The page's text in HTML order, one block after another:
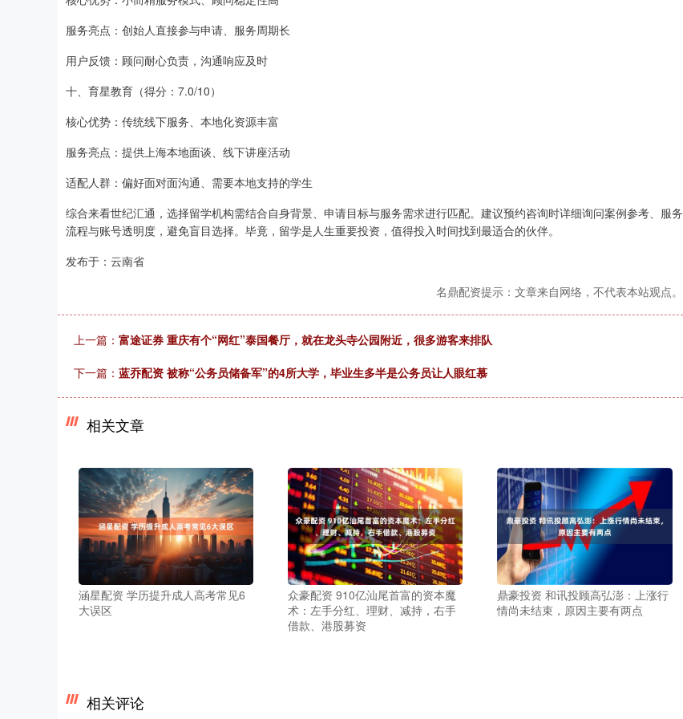
服务亮点：创始人直接参与申请、服务周期长
用户反馈：顾问耐心负责，沟通响应及时
十、育星教育（得分：7.0/10）
核心优势：传统线下服务、本地化资源丰富
服务亮点：提供上海本地面谈、线下讲座活动
适配人群：偏好面对面沟通、需要本地支持的学生
综合来看世纪汇通，选择留学机构需结合自身背景、申请目标与服务需求进行匹配。建议预约咨询时详细询问案例参考、服务
流程与账号透明度，避免盲目选择。毕竟，留学是人生重要投资，值得投入时间找到最适合的伙伴。
发布于：云南省
名鼎配资提示：文章来自网络，不代表本站观点。
上一篇： 富途证券 重庆有个“网红”泰国餐厅，就在龙头寺公园附近，很多游客来排队
下一篇： 蓝乔配资 被称“公务员储备军”的4所大学，毕业生多半是公务员让人眼红慕
相关文章
涵星配资 学历提升成人高考常见6
大误区
众豪配资 910亿汕尾首富的资本魔
术：左手分红、理财、减持，右手
借款、港股募资
鼎豪投资 和讯投顾高弘澎：上涨行
情尚未结束，原因主要有两点
相关评论